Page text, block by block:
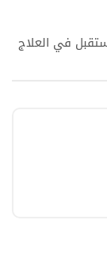
في العلاج